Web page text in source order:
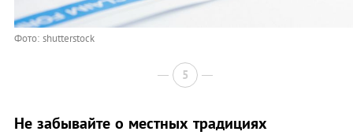
Фото: shutterstock
5
Не забывайте о местных традициях